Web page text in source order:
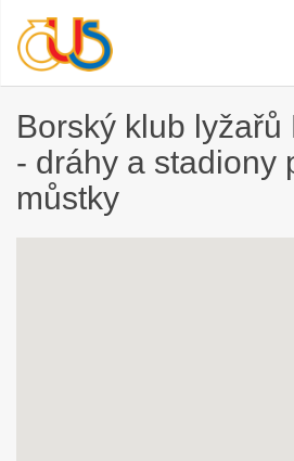
Borský klub lyžařů
- dráhy a stadiony
můstky